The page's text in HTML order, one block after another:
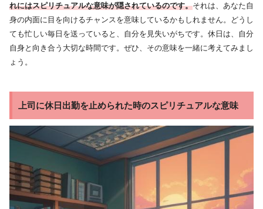
れにはスピリチュアルな意味が隠されているのです。それは、あなた自
身の内面に目を向けるチャンスを意味しているかもしれません。どうし
ても忙しい毎日を送っていると、自分を見失いがちです。休日は、自分
自身と向き合う大切な時間です。ぜひ、その意味を一緒に考えてみまし
ょう。
上司に休日出勤を止められた時のスピリチュアルな意味